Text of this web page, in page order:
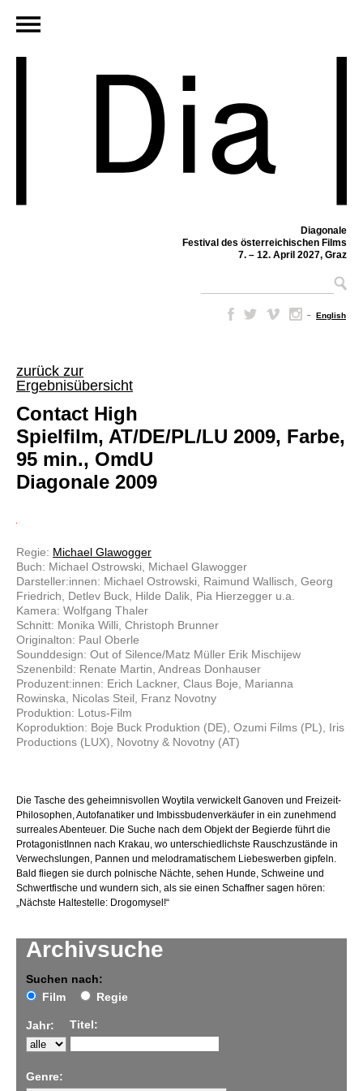
Diagonale
Festival des österreichischen Films
7. – 12. April 2027, Graz
– English
zurück zur
Ergebnisübersicht
Archivsuche
Suchen nach:
Film
Regie
Jahr: Titel:
Genre:
Contact High
Spielfilm, AT/DE/PL/LU 2009, Farbe,
95 min., OmdU
Diagonale 2009
Regie: Michael Glawogger
Buch: Michael Ostrowski, Michael Glawogger
Darsteller:innen: Michael Ostrowski, Raimund Wallisch, Georg
Friedrich, Detlev Buck, Hilde Dalik, Pia Hierzegger u.a.
Kamera: Wolfgang Thaler
Schnitt: Monika Willi, Christoph Brunner
Originalton: Paul Oberle
Sounddesign: Out of Silence/Matz Müller Erik Mischijew
Szenenbild: Renate Martin, Andreas Donhauser
Produzent:innen: Erich Lackner, Claus Boje, Marianna
Rowinska, Nicolas Steil, Franz Novotny
Produktion: Lotus-Film
Koproduktion: Boje Buck Produktion (DE), Ozumi Films (PL), Iris
Productions (LUX), Novotny & Novotny (AT)
Die Tasche des geheimnisvollen Woytila verwickelt Ganoven und Freizeit-
Philosophen, Autofanatiker und Imbissbudenverkäufer in ein zunehmend
surreales Abenteuer. Die Suche nach dem Objekt der Begierde führt die
ProtagonistInnen nach Krakau, wo unterschiedlichste Rauschzustände in
Verwechslungen, Pannen und melodramatischem Liebeswerben gipfeln.
Bald fliegen sie durch polnische Nächte, sehen Hunde, Schweine und
Schwertfische und wundern sich, als sie einen Schaffner sagen hören:
„Nächste Haltestelle: Drogomysel!“